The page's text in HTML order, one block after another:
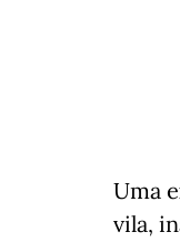
Uma
vila,